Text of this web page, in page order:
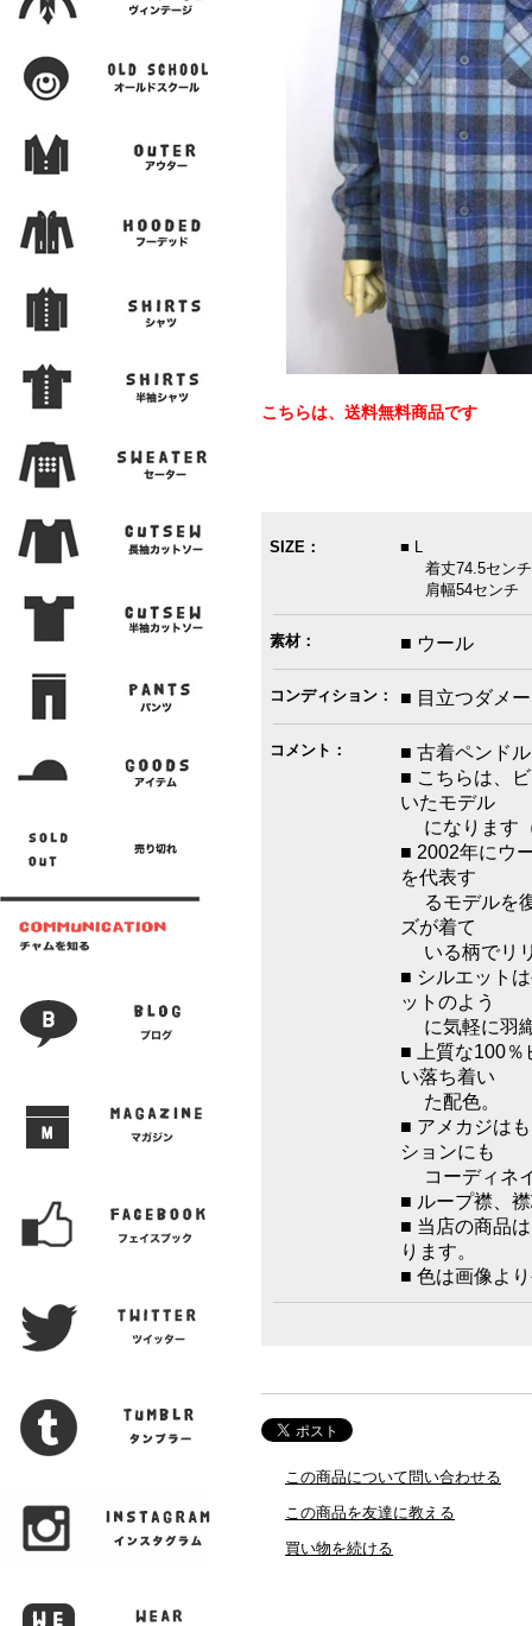
こちらは、送料無料商品です
SIZE：
■ L
着丈74.5センチ
肩幅54センチ
素材： ■ ウール
コンディション： ■ 目立つダメ
コメント：
■ 古着ペンド
■ こちらは、
いたモデル
になります
■ 2002年にウ
を代表す
るモデルを
ズが着て
いる柄でリ
■ シルエット
ットのよう
に気軽に羽
■ 上質な100％
い落ち着い
た配色。
■ アメカジは
ションにも
コーディネ
■ ループ襟、
■ 当店の商品
ります。
■ 色は画像よ
この商品について問い合わせる
この商品を友達に教える
買い物を続ける